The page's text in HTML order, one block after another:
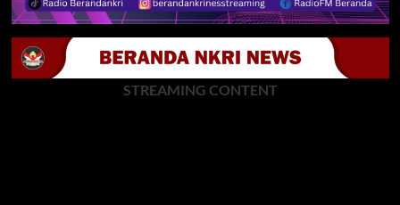
STREAMING CONTENT